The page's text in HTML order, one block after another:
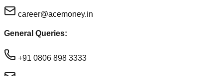
career@acemoney.in
General Queries:
+91 0806 898 3333